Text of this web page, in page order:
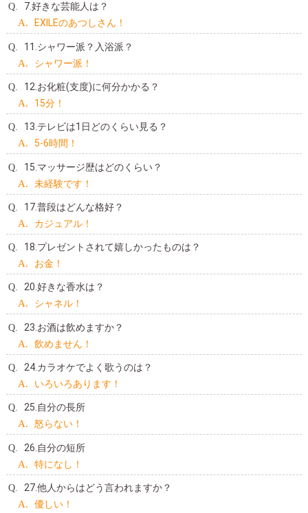
7.好きな芸能人は？
EXILEのあつしさん！
11.シャワー派？入浴派？
シャワー派！
12.お化粧(支度)に何分かかる？
15分！
13.テレビは1日どのくらい見る？
5-6時間！
15.マッサージ歴はどのくらい？
未経験です！
17.普段はどんな格好？
カジュアル！
18.プレゼントされて嬉しかったものは？
お金！
20.好きな香水は？
シャネル！
23.お酒は飲めますか？
飲めません！
24.カラオケでよく歌うのは？
いろいろあります！
25.自分の長所
怒らない！
26.自分の短所
特になし！
27.他人からはどう言われますか？
優しい！